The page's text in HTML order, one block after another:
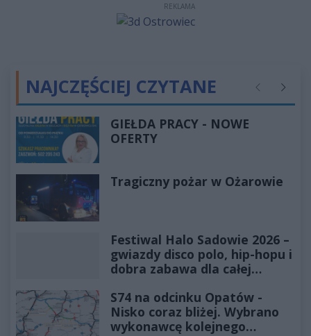
REKLAMA
NAJCZĘŚCIEJ CZYTANE Poprzednie
GIEŁDA PRACY - NOWE
OFERTY
Tragiczny pożar w Ożarowie
Festiwal Halo Sadowie 2026 –
gwiazdy disco polo, hip-hopu i
dobra zabawa dla całej
S74 na odcinku Opatów -
Nisko coraz bliżej. Wybrano
wykonawcę kolejnego